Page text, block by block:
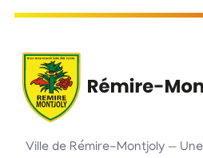
Ville de Rémire-Montjoly —